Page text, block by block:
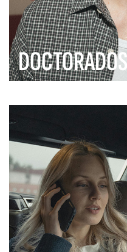
DOCTORADOS